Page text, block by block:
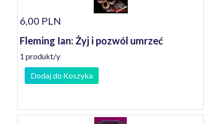
6,00 PLN
Fleming Ian: Żyj i pozwól umrzeć
1 produkt/y
Dodaj do Koszyka